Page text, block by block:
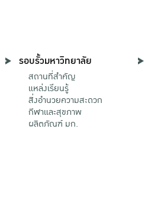
รอบรั้วมหาวิทยาลัย
สถานที่สำคัญ
แหล่งเรียนรู้
สิ่งอำนวยความสะดวก
กีฬาและสุขภาพ
ผลิตภัณฑ์ มก.